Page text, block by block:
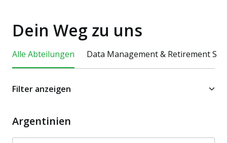
Dein Weg zu uns
Alle Abteilungen Data Management & Retirement
Filter anzeigen
Argentinien